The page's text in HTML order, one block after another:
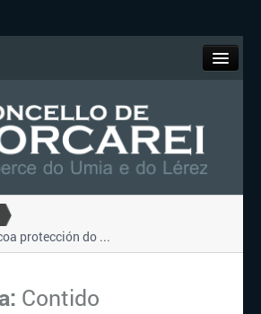
do ...
TARDES DE LECER 2022-
DE FORCAREI...
EXCURSIÓN POLA
Contido